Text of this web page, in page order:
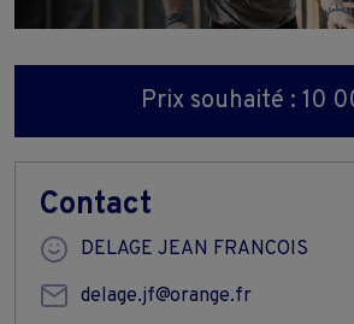
Prix souhaité : 10
Contact
DELAGE JEAN FRANCOIS
delage.jf@orange.fr